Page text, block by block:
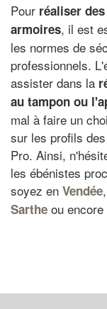
Pour réaliser
armoires, il est
les normes de
professionnels.
assister dans la
au tampon ou
mal à faire un
sur les profils
Pro. Ainsi,
les ébénistes
soyez en Vendée
Sarthe ou encore